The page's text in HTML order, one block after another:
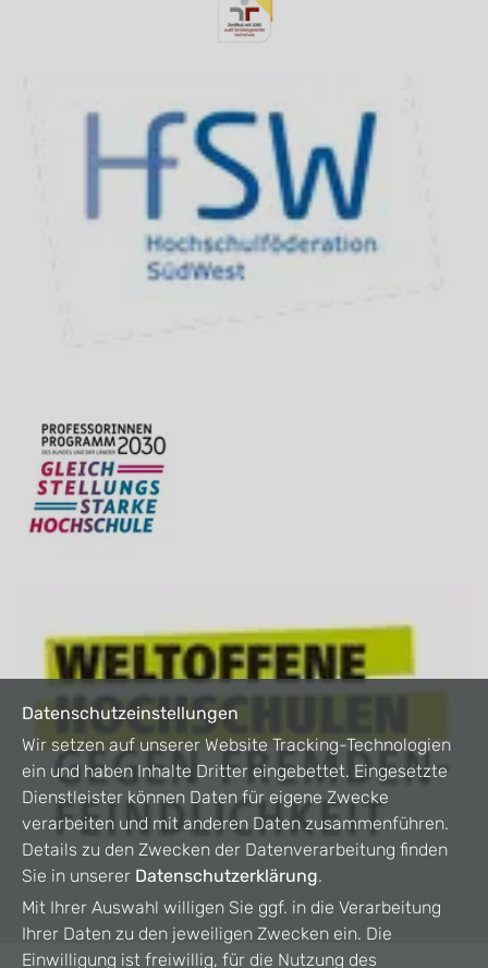
Datenschutzeinstellungen
Wir setzen auf unserer Website Tracking-Technologien
ein und haben Inhalte Dritter eingebettet. Eingesetzte
Dienstleister können Daten für eigene Zwecke
verarbeiten und mit anderen Daten zusammenführen.
Details zu den Zwecken der Datenverarbeitung finden
Sie in unserer Datenschutzerklärung.
Mit Ihrer Auswahl willigen Sie ggf. in die Verarbeitung
Ihrer Daten zu den jeweiligen Zwecken ein. Die
Einwilligung ist freiwillig, für die Nutzung des